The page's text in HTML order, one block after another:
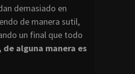
demasiado en
de manera sutil,
un final que todo
alguna manera es